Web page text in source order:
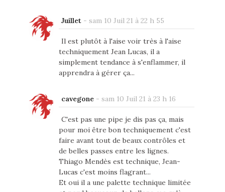
Juillet- sam 10 Juil 21 à 22 h 55
Il est plutôt à l'aise voir très à l'aise
techniquement Jean Lucas, il a
simplement tendance à s'enflammer, il
apprendra à gérer ça...
cavegone- sam 10 Juil 21 à 23 h 16
C'est pas une pipe je dis pas ça, mais
pour moi être bon techniquement c'est
faire avant tout de beaux contrôles et
de belles passes entre les lignes.
Thiago Mendès est technique, Jean-
Lucas c'est moins flagrant...
Et oui il a une palette technique limitée